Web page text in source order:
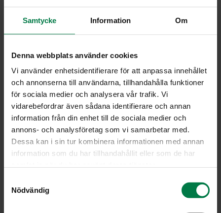
Samtycke Information Om
Denna webbplats använder cookies
Vi använder enhetsidentifierare för att anpassa innehållet
och annonserna till användarna, tillhandahålla funktioner
för sociala medier och analysera vår trafik. Vi
vidarebefordrar även sådana identifierare och annan
information från din enhet till de sociala medier och
annons- och analysföretag som vi samarbetar med.
Dessa kan i sin tur kombinera informationen med annan
information som du har tillhandahållit eller som de har
Nödvändig
2munaa
dl sokeria
tl kanelia
50g omenasosetta
2rkl rypsiöljyä
2viipaloitua omenaa
Vatkaa munat ja sokeri kuohkeaksi vaahdoksi. Lisää
kevyesti sekoittaen siivilöity vehnäjauho-kaneliseos,
omenasose ja öljy. Kaada taikina voideltuun ja
jauhotettuun piirasvuokaan.
Lado omenaviipaleet päälle ja paista 180-asteisessa
Huom. Voit myös valmistaa tortut myös pieniin